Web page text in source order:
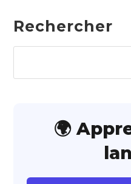
Rechercher
🌍